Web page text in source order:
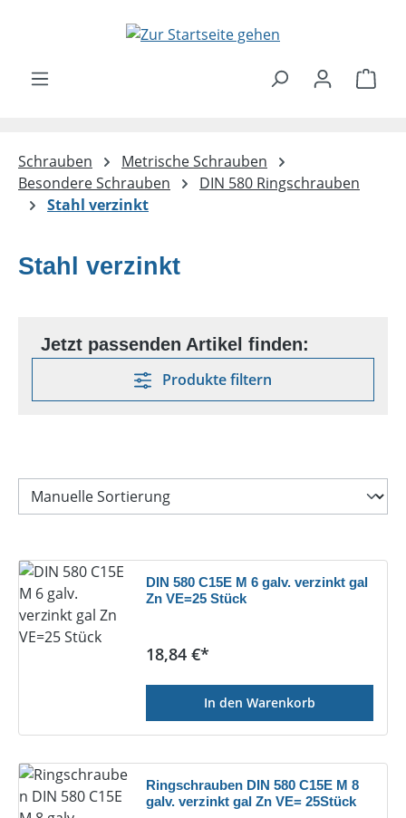
Zum Hauptinhalt springen
Schrauben
Metrische Schrauben
Besondere Schrauben
DIN 580 Ringschrauben
Stahl verzinkt
Stahl verzinkt
Produkte filtern
DIN 580 C15E M 6 galv. verzinkt gal
Zn VE=25 Stück
Regulärer Preis:
18,84 €*
In den Warenkorb
Ringschrauben DIN 580 C15E M 8
galv. verzinkt gal Zn VE= 25Stück